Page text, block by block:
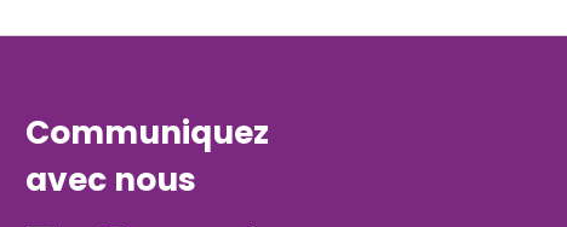
Communiquez
avec nous